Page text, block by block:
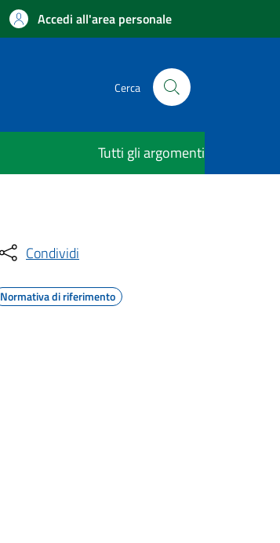
Accedi all'area personale
Cerca
Tutti gli argomenti
Condividi
Normativa di riferimento